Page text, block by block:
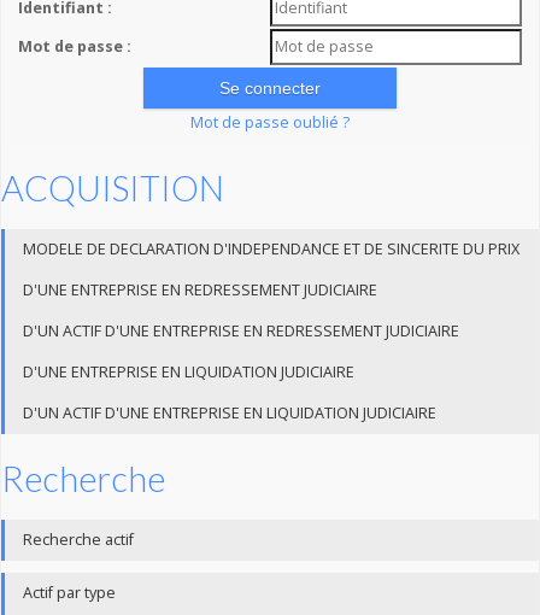
Identifiant :
Mot de passe :
Mot de passe oublié ?
ACQUISITION
MODELE DE DECLARATION D'INDEPENDANCE ET DE SINCERITE DU PRIX
D'UNE ENTREPRISE EN REDRESSEMENT JUDICIAIRE
D'UN ACTIF D'UNE ENTREPRISE EN REDRESSEMENT JUDICIAIRE
D'UNE ENTREPRISE EN LIQUIDATION JUDICIAIRE
D'UN ACTIF D'UNE ENTREPRISE EN LIQUIDATION JUDICIAIRE
Recherche
Recherche actif
Actif par type